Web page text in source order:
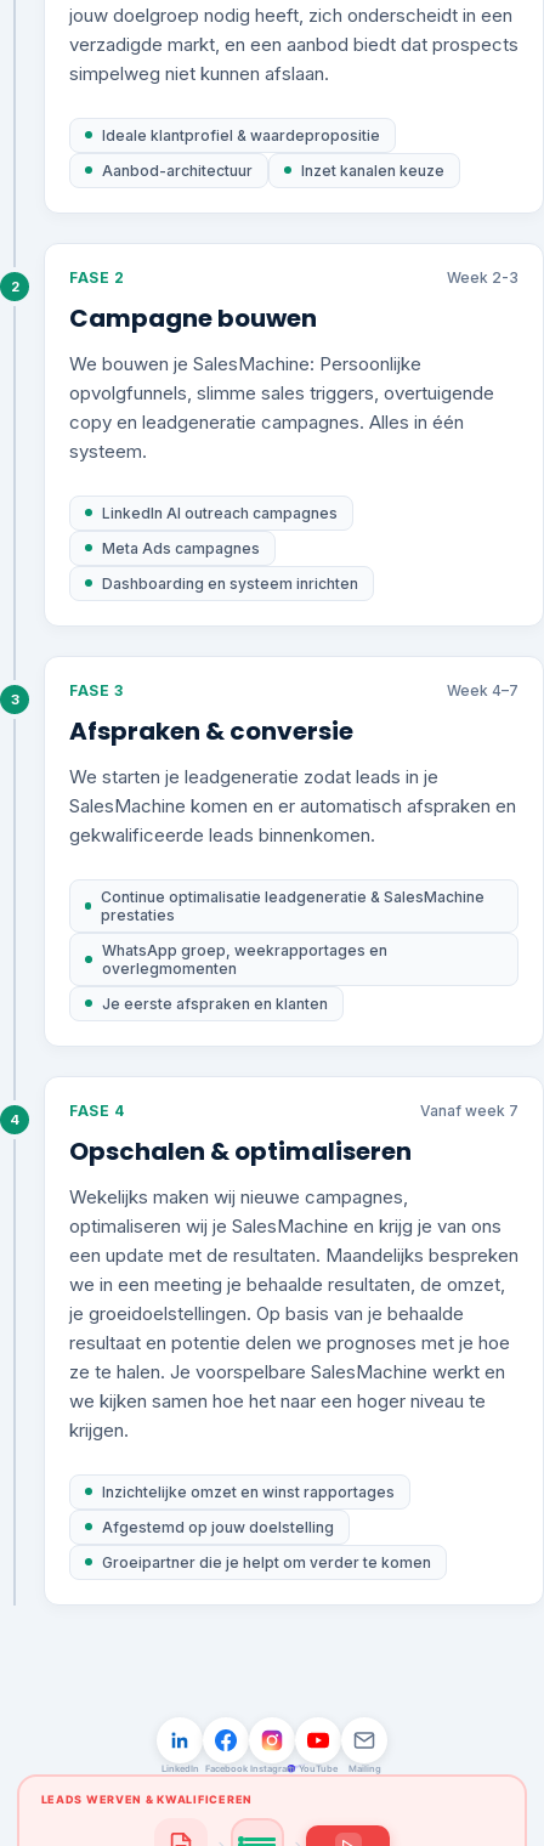
jouw doelgroep nodig heeft, zich onderscheidt in een
verzadigde markt, en een aanbod biedt dat prospects
simpelweg niet kunnen afslaan.
Ideale klantprofiel & waardepropositie
Aanbod-architectuur
Inzet kanalen keuze
2 FASE 2 Week 2-3
Campagne bouwen
We bouwen je SalesMachine: Persoonlijke
opvolgfunnels, slimme sales triggers, overtuigende
copy en leadgeneratie campagnes. Alles in één
systeem.
LinkedIn AI outreach campagnes
Meta Ads campagnes
Dashboarding en systeem inrichten
3 FASE 3 Week 4–7
Afspraken & conversie
We starten je leadgeneratie zodat leads in je
SalesMachine komen en er automatisch afspraken en
gekwalificeerde leads binnenkomen.
Continue optimalisatie leadgeneratie & SalesMachine
prestaties
WhatsApp groep, weekrapportages en
overlegmomenten
Je eerste afspraken en klanten
4 FASE 4 Vanaf week 7
Opschalen & optimaliseren
Wekelijks maken wij nieuwe campagnes,
optimaliseren wij je SalesMachine en krijg je van ons
een update met de resultaten. Maandelijks bespreken
we in een meeting je behaalde resultaten, de omzet,
je groeidoelstellingen. Op basis van je behaalde
resultaat en potentie delen we prognoses met je hoe
ze te halen. Je voorspelbare SalesMachine werkt en
we kijken samen hoe het naar een hoger niveau te
krijgen.
Inzichtelijke omzet en winst rapportages
Afgestemd op jouw doelstelling
Groeipartner die je helpt om verder te komen
LinkedIn Facebook Instagram YouTube Mailing
LEADS WERVEN & KWALIFICEREN